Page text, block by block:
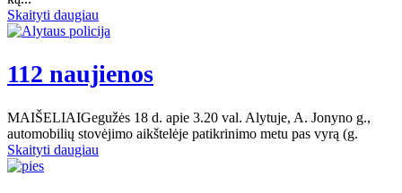
Skaityti daugiau
112 naujienos
MAIŠELIAIGegužės 18 d. apie 3.20 val. Alytuje, A. Jonyno g.,
automobilių stovėjimo aikštelėje patikrinimo metu pas vyrą (g.
Skaityti daugiau